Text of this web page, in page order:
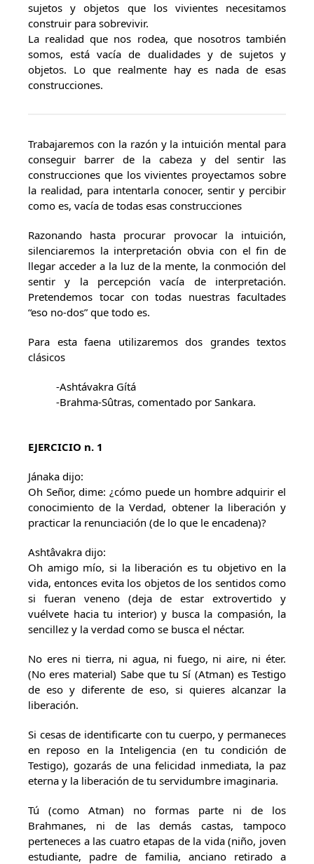
sujetos y objetos que los vivientes necesitamos
construir para sobrevivir.
La realidad que nos rodea, que nosotros también
somos, está vacía de dualidades y de sujetos y
objetos. Lo que realmente hay es nada de esas
construcciones.
Trabajaremos con la razón y la intuición mental para
conseguir barrer de la cabeza y del sentir las
construcciones que los vivientes proyectamos sobre
la realidad, para intentarla conocer, sentir y percibir
como es, vacía de todas esas construcciones
Razonando hasta procurar provocar la intuición,
silenciaremos la interpretación obvia con el fin de
llegar acceder a la luz de la mente, la conmoción del
sentir y la percepción vacía de interpretación.
Pretendemos tocar con todas nuestras facultades
“eso no-dos” que todo es.
Para esta faena utilizaremos dos grandes textos
clásicos
-Ashtávakra Gítá
-Brahma-Sûtras, comentado por Sankara.
EJERCICIO n. 1
Jánaka dijo:
Oh Señor, dime: ¿cómo puede un hombre adquirir el
conocimiento de la Verdad, obtener la liberación y
practicar la renunciación (de lo que le encadena)?
Ashtâvakra dijo:
Oh amigo mío, si la liberación es tu objetivo en la
vida, entonces evita los objetos de los sentidos como
si fueran veneno (deja de estar extrovertido y
vuélvete hacia tu interior) y busca la compasión, la
sencillez y la verdad como se busca el néctar.
No eres ni tierra, ni agua, ni fuego, ni aire, ni éter.
(No eres material) Sabe que tu Sí (Atman) es Testigo
de eso y diferente de eso, si quieres alcanzar la
liberación.
Si cesas de identificarte con tu cuerpo, y permaneces
en reposo en la Inteligencia (en tu condición de
Testigo), gozarás de una felicidad inmediata, la paz
eterna y la liberación de tu servidumbre imaginaria.
Tú (como Atman) no formas parte ni de los
Brahmanes, ni de las demás castas, tampoco
perteneces a las cuatro etapas de la vida (niño, joven
estudiante, padre de familia, anciano retirado a